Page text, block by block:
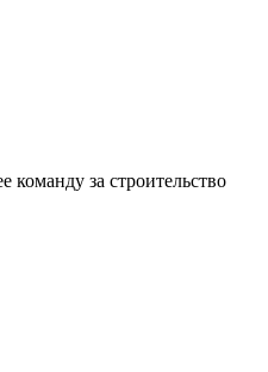
за строительство